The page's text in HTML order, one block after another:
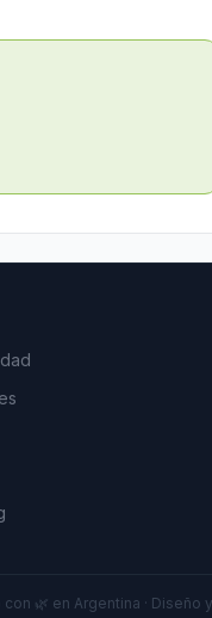
con 🌿 en Argentina · Diseño